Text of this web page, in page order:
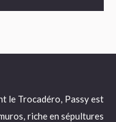
le Trocadéro, Passy est
riche en sépultures